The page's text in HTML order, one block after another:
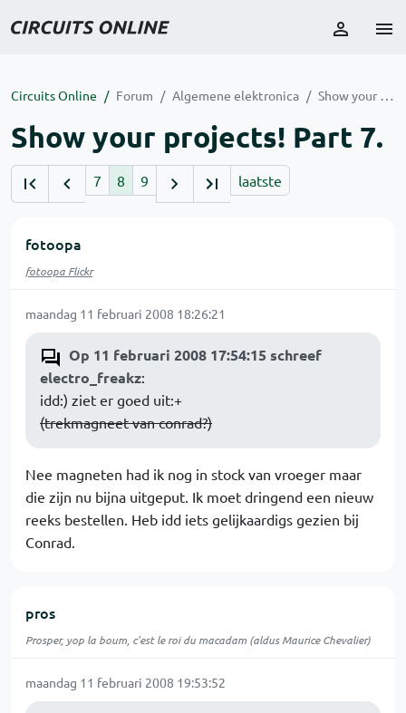
Circuits Online Forum Algemene elektronica Show your projects! Part 7.
Show your projects! Part 7.
7 8 9 laatste
fotoopa
fotoopa Flickr
maandag 11 februari 2008 18:26:21
Op 11 februari 2008 17:54:15 schreef
electro_freakz:
idd:) ziet er goed uit:+
(trekmagneet van conrad?)
Nee magneten had ik nog in stock van vroeger maar
die zijn nu bijna uitgeput. Ik moet dringend een nieuw
reeks bestellen. Heb idd iets gelijkaardigs gezien bij
Conrad.
pros
Prosper, yop la boum, c'est le roi du macadam (aldus Maurice Chevalier)
maandag 11 februari 2008 19:53:52